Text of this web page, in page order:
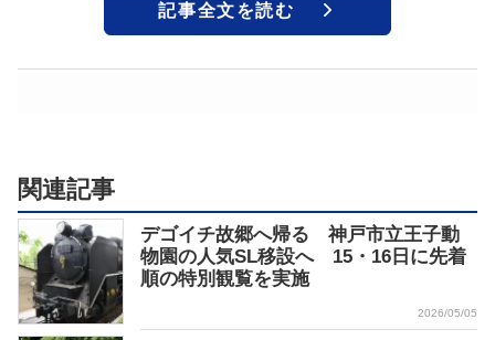
記事全文を読む
関連記事
デゴイチ故郷へ帰る 神戸市立王子動
物園の人気SL移設へ 15・16日に先着
順の特別観覧を実施
2026/05/05